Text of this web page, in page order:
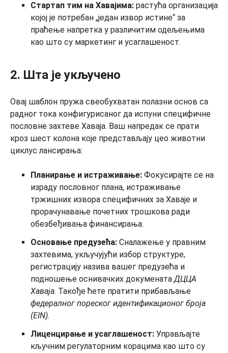
Стартап тим на Хавајима: растућа организација
којој је потребан „један извор истине“ за
праћење напретка у различитим одељењима
као што су маркетинг и усаглашеност.
2. Шта је укључено
Овај шаблон пружа свеобухватан полазни основ са
радног тока конфигурисаног да испуни специфичне
пословне захтеве Хаваја. Ваш напредак се прати
кроз шест колона које представљају цео животни
циклус лансирања:
Планирање и истраживање: Фокусирајте се на
израду пословног плана, истраживање
тржишних извора специфичних за Хаваје и
прорачунавање почетних трошкова ради
обезбеђивања финансирања.
Основање предузећа: Сналажење у правним
захтевима, укључујући избор структуре,
регистрацију назива вашег предузећа и
подношење оснивачких докуменатаДЦЦА
Хаваја. Такође ћете пратити прибављање
федералног пореског идентификационог броја
(EIN).
Лиценцирање и усаглашеност: Управљајте
кључним регулаторним корацима као што су